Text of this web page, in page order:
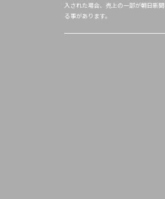
入された場合、売上の一部が朝日新
る事があります。